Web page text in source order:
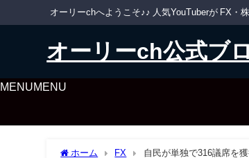
オーリーchへようこそ♪♪ 人気YouTuberが FX・
オーリーch公式ブ
MENUMENU
ホーム FX 自民が単独で316議席を獲